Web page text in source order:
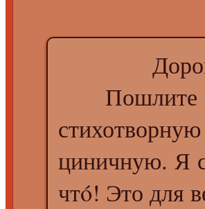
Пошлите
циничную. Я
чтó! Это для